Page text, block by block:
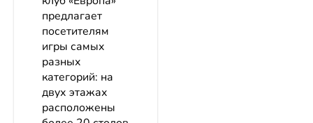
предлагает
посетителям
игры самых
разных
категорий: на
двух этажах
расположены